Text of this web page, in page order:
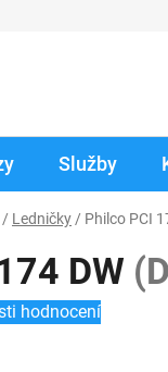
podmínky
Služby
/ Ledničky / Philco PCI
DW
hodnocení